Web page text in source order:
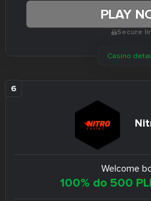
PLAY
Secure
Casino
Welcome
100% do 500